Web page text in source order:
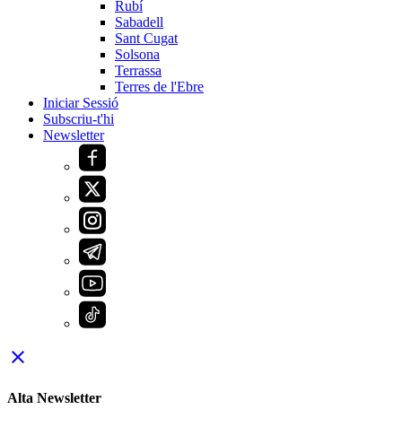
Rubí
Sabadell
Sant Cugat
Solsona
Terrassa
Terres de l'Ebre
Iniciar Sessió
Subscriu-t'hi
Newsletter
close
Alta Newsletter